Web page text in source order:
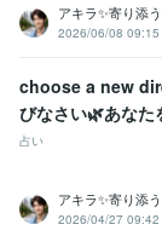
悩み相談・カウン
コールセンター
資産運用・副業の
アキラ✨寄り添
2026/06/08 09:15
choose a new
びなさい🌿あなた
占い
アキラ✨寄り添
2026/04/27 09:42